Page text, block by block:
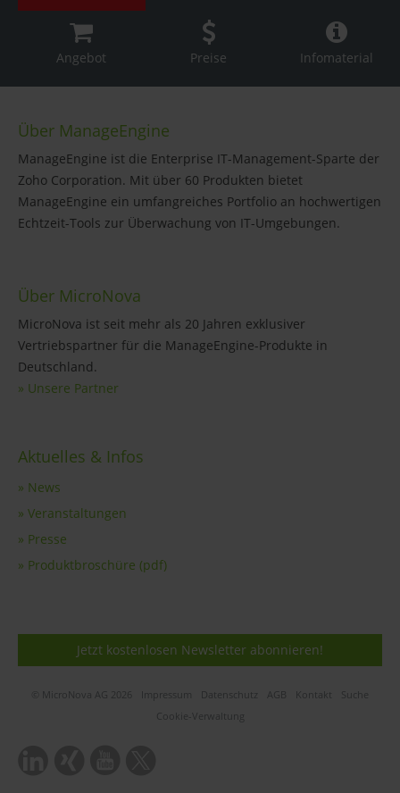
Angebot Preise Infomaterial
Über ManageEngine
ManageEngine ist die Enterprise IT-Management-Sparte der
Zoho Corporation. Mit über 60 Produkten bietet
ManageEngine ein umfangreiches Portfolio an hochwertigen
Echtzeit-Tools zur Überwachung von IT-Umgebungen.
Über MicroNova
MicroNova ist seit mehr als 20 Jahren exklusiver
Vertriebspartner für die ManageEngine-Produkte in
Deutschland.
» Unsere Partner
Aktuelles & Infos
» News
» Veranstaltungen
» Presse
» Produktbroschüre (pdf)
Jetzt kostenlosen Newsletter abonnieren!
© MicroNova AG 2026 Impressum Datenschutz AGB Kontakt
Suche
Cookie-Verwaltung